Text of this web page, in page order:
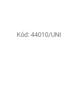
Kód: 44010/UNI